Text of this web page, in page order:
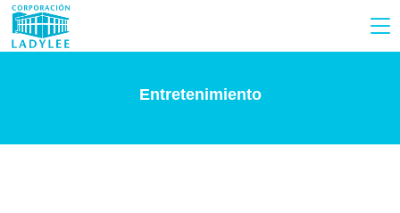
Entretenimiento